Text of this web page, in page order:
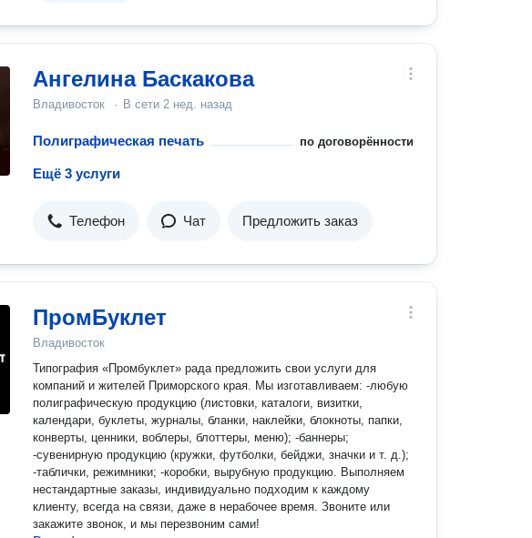
Ангелина Баскакова
Владивосток · В сети 2 нед. назад
Полиграфическая печать по договорённости
Ещё 3 услуги
Телефон Чат Предложить заказ
ПромБуклет
Владивосток
Типография «Промбуклет» рада предложить свои услуги для
компаний и жителей Приморского края. Мы изготавливаем: -любую
полиграфическую продукцию (листовки, каталоги, визитки,
календари, буклеты, журналы, бланки, наклейки, блокноты, папки,
конверты, ценники, воблеры, блоттеры, меню); -баннеры;
-сувенирную продукцию (кружки, футболки, бейджи, значки и т. д.);
-таблички, режимники; -коробки, вырубную продукцию. Выполняем
нестандартные заказы, индивидуально подходим к каждому
клиенту, всегда на связи, даже в нерабочее время. Звоните или
закажите звонок, и мы перезвоним сами!